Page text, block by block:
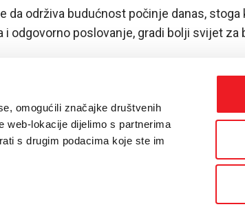
omogućili značajke društvenih
web-lokacije dijelimo s partnerima
s drugim podacima koje ste im
da održiva budućnost počinje danas, stoga
i odgovorno poslovanje, gradi bolji svijet za